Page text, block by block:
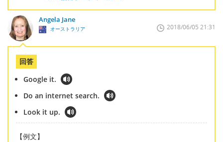
Angela Jane
オーストラリア 2018/06/05 21:31
回答
Google it.
Do an internet search.
Look it up.
【例文】